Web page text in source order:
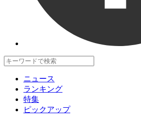
ニュース
ランキング
特集
ピックアップ